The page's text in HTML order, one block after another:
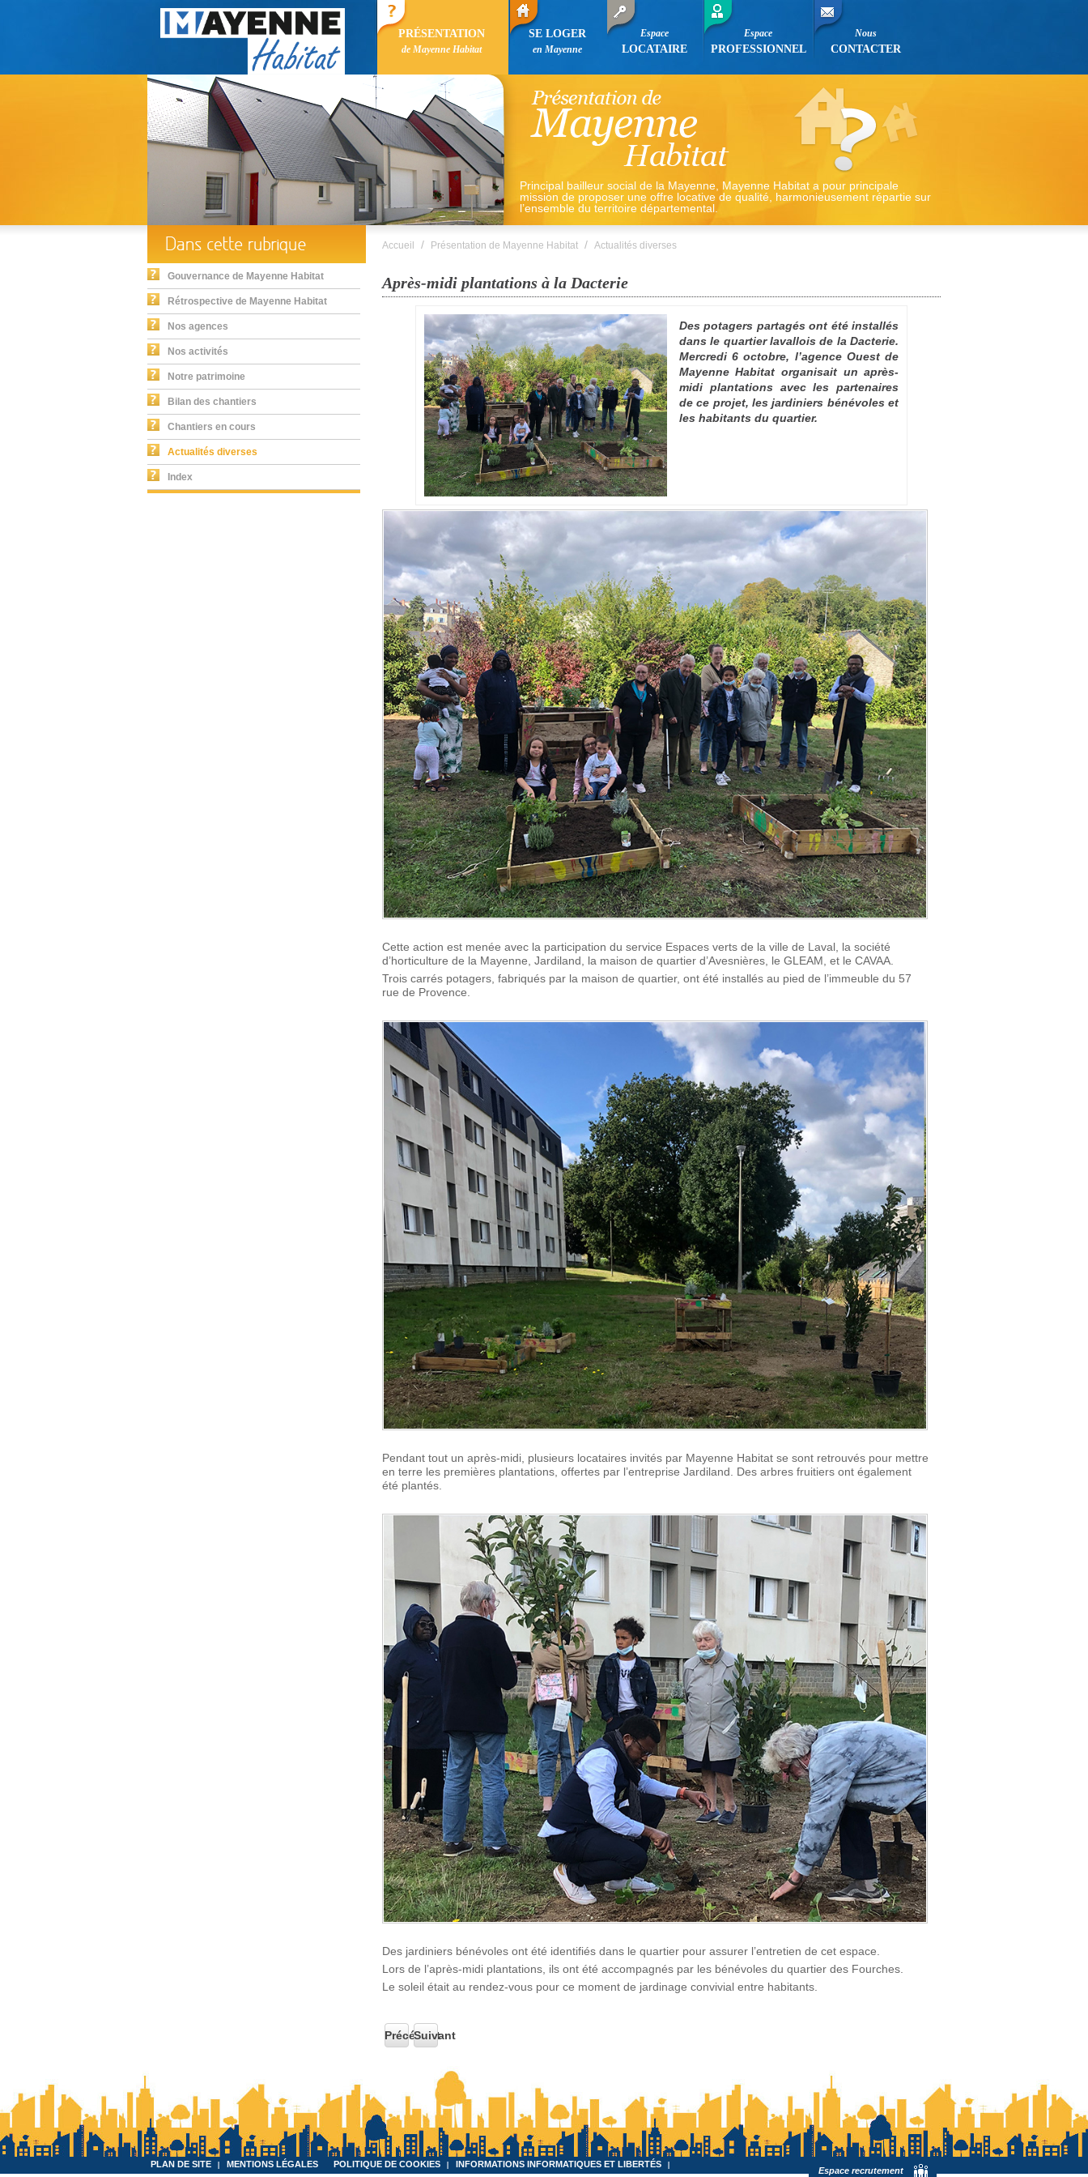
PRÉSENTATION
de Mayenne Habitat
SE LOGER
en Mayenne
Espace
LOCATAIRE
Espace
PROFESSIONNEL
Nous
CONTACTER
Principal bailleur social de la Mayenne, Mayenne Habitat a pour principale
mission de proposer une offre locative de qualité, harmonieusement répartie sur
l’ensemble du territoire départemental.
Gouvernance de Mayenne Habitat
Rétrospective de Mayenne Habitat
Nos agences
Nos activités
Notre patrimoine
Bilan des chantiers
Chantiers en cours
Actualités diverses
Index
Accueil / Présentation de Mayenne Habitat / Actualités diverses
Après-midi plantations à la Dacterie
Des potagers partagés ont été installés
dans le quartier lavallois de la Dacterie.
Mercredi 6 octobre, l’agence Ouest de
Mayenne Habitat organisait un après-
midi plantations avec les partenaires
de ce projet, les jardiniers bénévoles et
les habitants du quartier.
Cette action est menée avec la participation du service Espaces verts de la ville de Laval, la société
d’horticulture de la Mayenne, Jardiland, la maison de quartier d’Avesnières, le GLEAM, et le CAVAA.
Trois carrés potagers, fabriqués par la maison de quartier, ont été installés au pied de l’immeuble du 57
rue de Provence.
Pendant tout un après-midi, plusieurs locataires invités par Mayenne Habitat se sont retrouvés pour mettre
en terre les premières plantations, offertes par l’entreprise Jardiland. Des arbres fruitiers ont également
été plantés.
Des jardiniers bénévoles ont été identifiés dans le quartier pour assurer l’entretien de cet espace.
Lors de l’après-midi plantations, ils ont été accompagnés par les bénévoles du quartier des Fourches.
Le soleil était au rendez-vous pour ce moment de jardinage convivial entre habitants.
Précédent
Suivant
PLAN DE SITE MENTIONS LÉGALES POLITIQUE DE COOKIES INFORMATIONS INFORMATIQUES ET LIBERTÉS
Espace recrutement